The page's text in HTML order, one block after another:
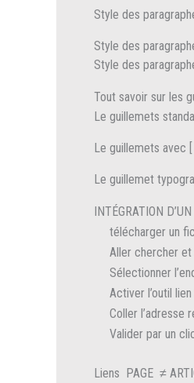
Style des
Style des
Style des
Tout savoir sur les
Le guillemets
Le guillemets avec
Le guillemet
INTÉGRATION
télécharger un
Aller chercher et
Sélectionner
Activer l’outil
Coller l’adresse
Valider par un
Liens PAGE ≠